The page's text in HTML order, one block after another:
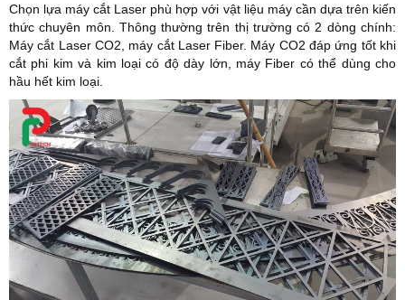
Chọn lựa máy cắt Laser phù hợp với vật liệu máy cần dựa trên kiến
thức chuyên môn. Thông thường trên thị trường có 2 dòng chính:
Máy cắt Laser CO2, máy cắt Laser Fiber. Máy CO2 đáp ứng tốt khi
cắt phi kim và kim loại có độ dày lớn, máy Fiber có thể dùng cho
hầu hết kim loại.